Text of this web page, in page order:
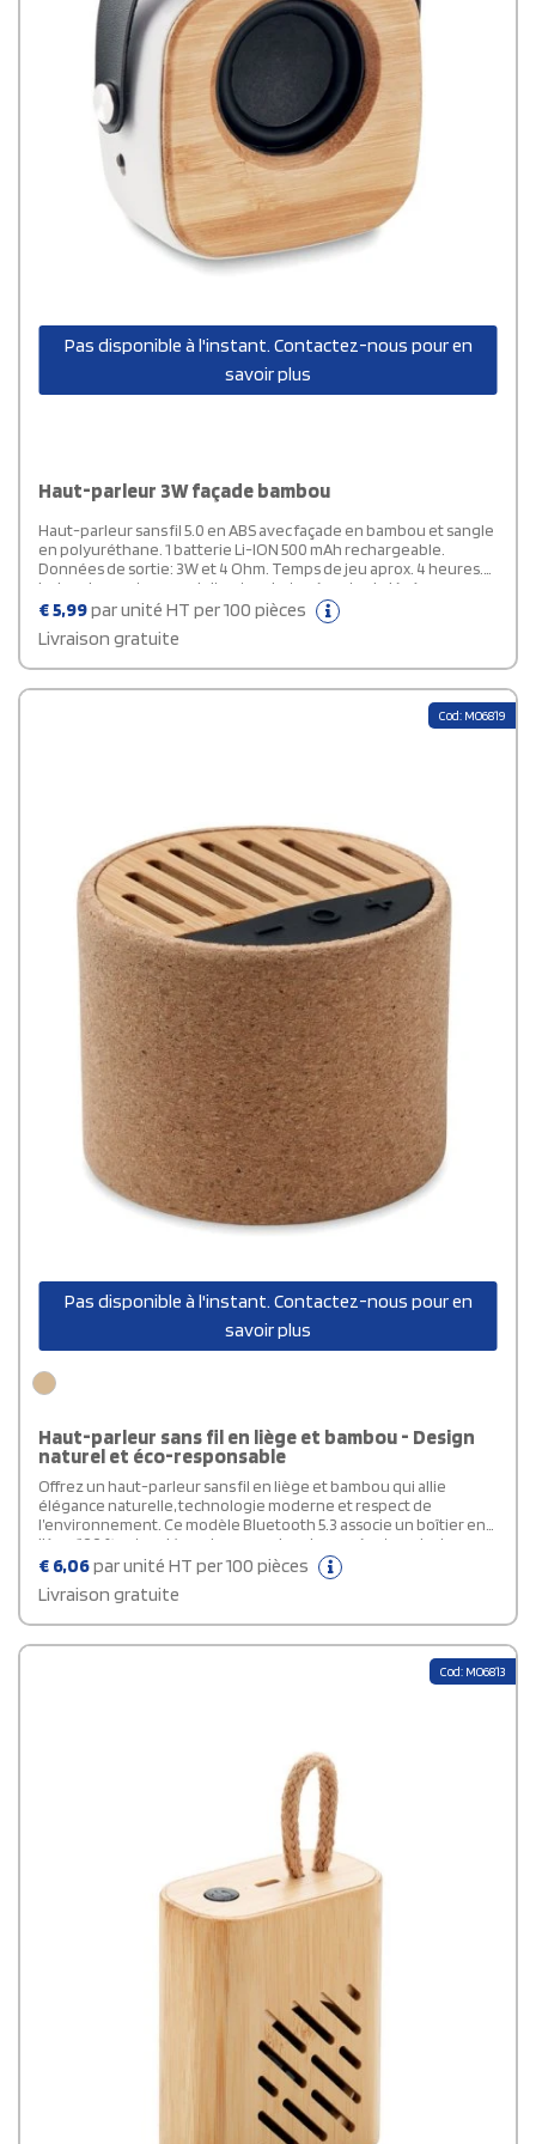
Pas disponible à l'instant. Contactez-nous pour en
savoir plus
Haut-parleur 3W façade bambou
Haut-parleur sans fil 5.0 en ABS avec façade en bambou et sangle
en polyuréthane. 1 batterie Li-ION 500 mAh rechargeable.
Données de sortie: 3W et 4 Ohm. Temps de jeu aprox. 4 heures.
Le bambou est un produit naturel, et présente de légères
variations de couleur, de décoration et de tailles.
€5,99par unité HT per 100 pièces
Livraison gratuite
Cod: MO6819
Pas disponible à l'instant. Contactez-nous pour en
savoir plus
Haut-parleur sans fil en liège et bambou - Design
naturel et éco-responsable
Offrez un haut-parleur sans fil en liège et bambou qui allie
élégance naturelle, technologie moderne et respect de
l’environnement. Ce modèle Bluetooth 5.3 associe un boîtier en
liège 100 % naturel à un dessus en bambou, créant un design
raffiné et chaleureux, idéal pour des cadeaux d’entreprise
durables ou des événements éco-responsables. Doté d’une
puissance de sortie de 3W, d’une batterie lithium rechargeable
de 300 mAh et d’un témoin LED, ce haut-parleur offre jusqu’à 4
déplacements. Grâce à son format compact et léger, il se
le avec votre logo pour renforcer l’image de votre marque tout
en véhiculant une valeur écologique forte.
€ 6,06par unité HT per 100 pièces
Livraison gratuite
Cod: MO6813